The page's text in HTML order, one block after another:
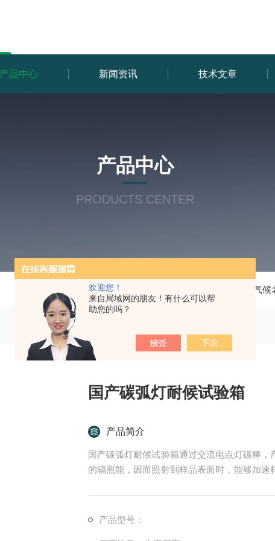
欢迎您！
来自局域网的朋友！有什么可以帮
助您的吗？
产品中心 新闻资讯 技术文章
产品中心
PRODUCTS CENTER
当前位置： 环境及气
国产碳弧灯耐候试验箱
产品简介
国产碳弧灯耐候试验箱通过交流电点灯碳棒
的辐照能，因而照射到样品表面时，能够加
产品型号：